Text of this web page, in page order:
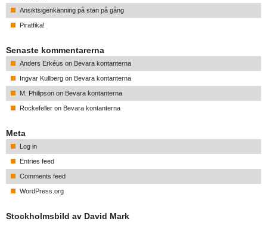
Ansiktsigenkänning på stan på gång
Piratfika!
Senaste kommentarerna
Anders Erkéus on Bevara kontanterna
Ingvar Kullberg on Bevara kontanterna
M. Philipson on Bevara kontanterna
Rockefeller on Bevara kontanterna
Meta
Log in
Entries feed
Comments feed
WordPress.org
Stockholmsbild av David Mark